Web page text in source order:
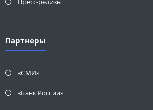
Партнеры
«СМИ»
«Банк России»